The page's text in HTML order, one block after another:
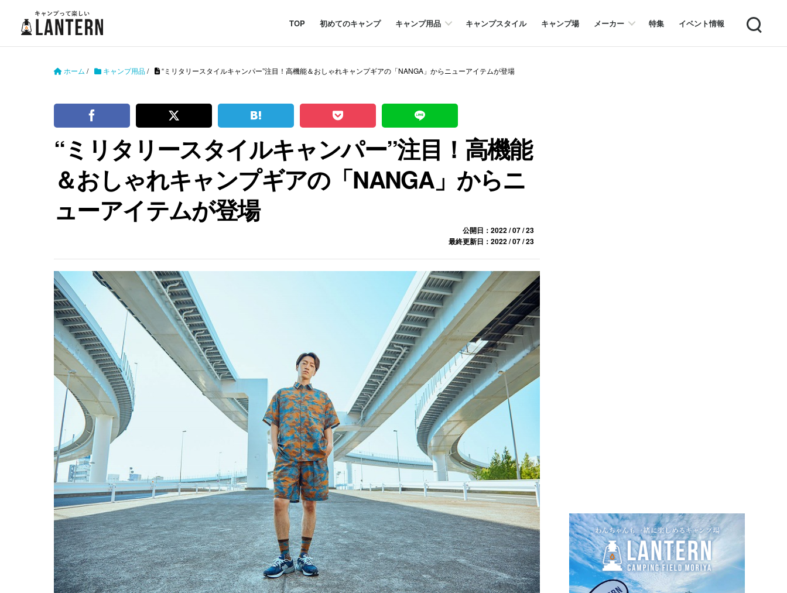
TOP 初めてのキャンプ キャンプ用品 キャンプスタイル キャンプ場 メーカー 特集 イベント情報 Search
ホーム / キャンプ用品/ “ミリタリースタイルキャンパー”注目！高機能＆おしゃれキャンプギアの「NANGA」からニューアイテムが登場
“ミリタリースタイルキャンパー”注目！高機能
＆おしゃれキャンプギアの「NANGA」からニ
ューアイテムが登場
公開日：2022 / 07 / 23
最終更新日：2022 / 07 / 23